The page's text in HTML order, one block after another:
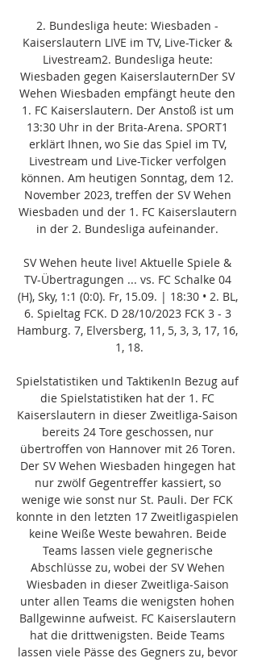
2. Bundesliga heute: Wiesbaden -
Kaiserslautern LIVE im TV, Live-Ticker &
Livestream2. Bundesliga heute:
Wiesbaden gegen KaiserslauternDer SV
Wehen Wiesbaden empfängt heute den
1. FC Kaiserslautern. Der Anstoß ist um
13:30 Uhr in der Brita-Arena. SPORT1
erklärt Ihnen, wo Sie das Spiel im TV,
Livestream und Live-Ticker verfolgen
können. Am heutigen Sonntag, dem 12.
November 2023, treffen der SV Wehen
Wiesbaden und der 1. FC Kaiserslautern
in der 2. Bundesliga aufeinander.
SV Wehen heute live! Aktuelle Spiele &
TV-Übertragungen ... vs. FC Schalke 04
(H), Sky, 1:1 (0:0). Fr, 15.09. | 18:30 • 2. BL,
6. Spieltag FCK. D 28/10/2023 FCK 3 - 3
Hamburg. 7, Elversberg, 11, 5, 3, 3, 17, 16,
1, 18.
Spielstatistiken und TaktikenIn Bezug auf
die Spielstatistiken hat der 1. FC
Kaiserslautern in dieser Zweitliga-Saison
bereits 24 Tore geschossen, nur
übertroffen von Hannover mit 26 Toren.
Der SV Wehen Wiesbaden hingegen hat
nur zwölf Gegentreffer kassiert, so
wenige wie sonst nur St. Pauli. Der FCK
konnte in den letzten 17 Zweitligaspielen
keine Weiße Weste bewahren. Beide
Teams lassen viele gegnerische
Abschlüsse zu, wobei der SV Wehen
Wiesbaden in dieser Zweitliga-Saison
unter allen Teams die wenigsten hohen
Ballgewinne aufweist. FC Kaiserslautern
hat die drittwenigsten. Beide Teams
lassen viele Pässe des Gegners zu, bevor